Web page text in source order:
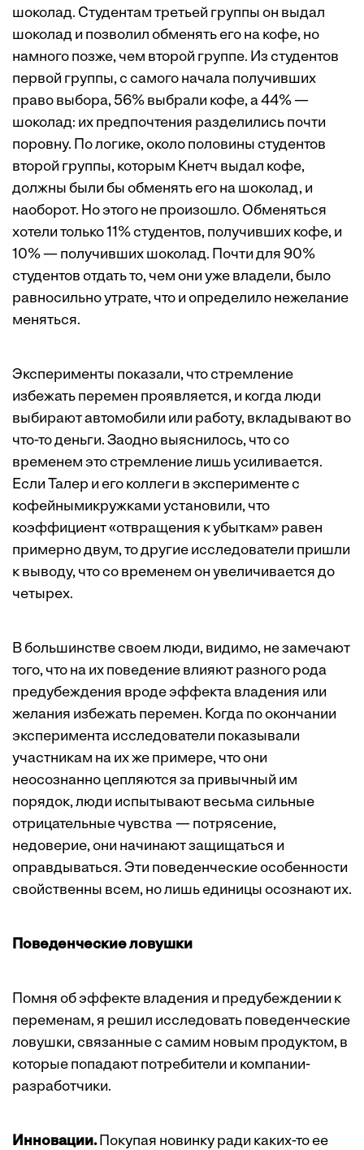
шоколад. Студентам третьей группы он выдал
шоколад и позволил обменять его на кофе, но
намного позже, чем второй группе. Из студентов
первой группы, с самого начала получивших
право выбора, 56% выбрали кофе, а 44% —
шоколад: их предпочтения разделились почти
поровну. По логике, около половины студентов
второй группы, которым Кнетч выдал кофе,
должны были бы обменять его на шоколад, и
наоборот. Но этого не произошло. Обменяться
хотели только 11% студентов, получивших кофе, и
10% — получивших шоколад. Почти для 90%
студентов отдать то, чем они уже владели, было
равносильно утрате, что и определило нежелание
меняться.
Эксперименты показали, что стремление
избежать перемен проявляется, и когда люди
выбирают автомобили или работу, вкладывают во
что-то деньги. Заодно выяснилось, что со
временем это стремление лишь усиливается.
Если Талер и его коллеги в эксперименте с
кофейнымикружками установили, что
коэффициент «отвращения к убыткам» равен
примерно двум, то другие исследователи пришли
к выводу, что со временем он увеличивается до
четырех.
В большинстве своем люди, видимо, не замечают
того, что на их поведение влияют разного рода
предубеждения вроде эффекта владения или
желания избежать перемен. Когда по окончании
эксперимента исследователи показывали
участникам на их же примере, что они
неосознанно цепляются за привычный им
порядок, люди испытывают весьма сильные
отрицательные чувства — потрясение,
недоверие, они начинают защищаться и
оправдываться. Эти поведенческие особенности
свойственны всем, но лишь единицы осознают их.
Поведенческие ловушки
Помня об эффекте владения и предубеждении к
переменам, я решил исследовать поведенческие
ловушки, связанные с самим новым продуктом, в
которые попадают потребители и компании-
разработчики.
Инновации.Покупая новинку ради каких-то ее